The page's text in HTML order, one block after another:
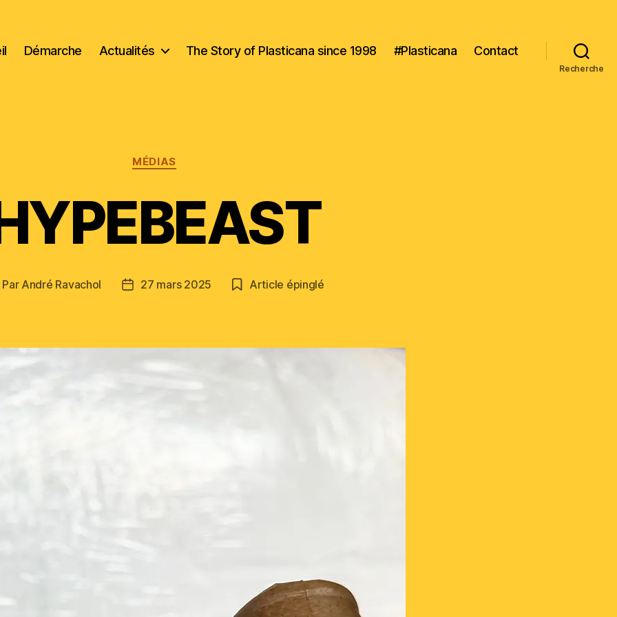
Démarche Actualités The Story of Plasticana since 1998 #Plasticana Contact
Recherche
Catégories
MÉDIAS
Par André Ravachol
Date27 mars 2025 Article épinglé